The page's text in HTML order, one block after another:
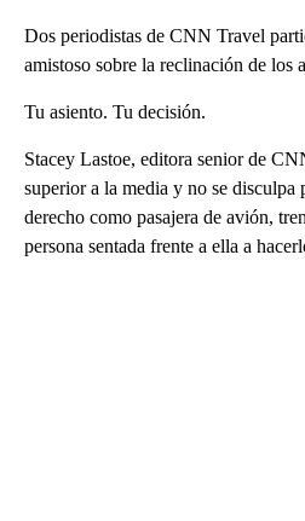
Dos periodistas de CNN Travel
amistoso sobre la reclinación de los
Tu asiento. Tu decisión.
Stacey Lastoe, editora senior de
superior a la media y no se disculpa
derecho como pasajera de avión,
persona sentada frente a ella a